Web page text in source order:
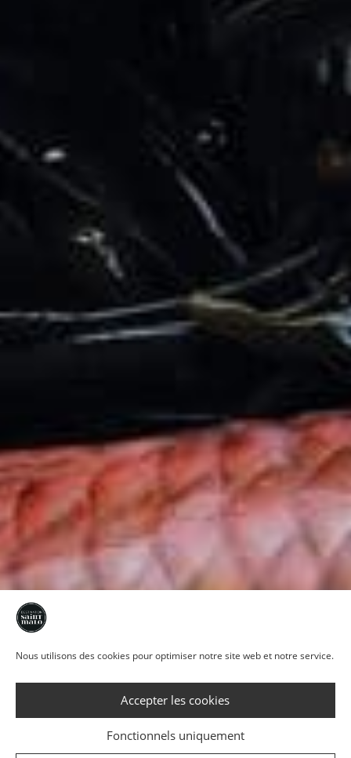
Nous utilisons des cookies pour optimiser notre site web et notre service.
Accepter les cookies
Fonctionnels uniquement